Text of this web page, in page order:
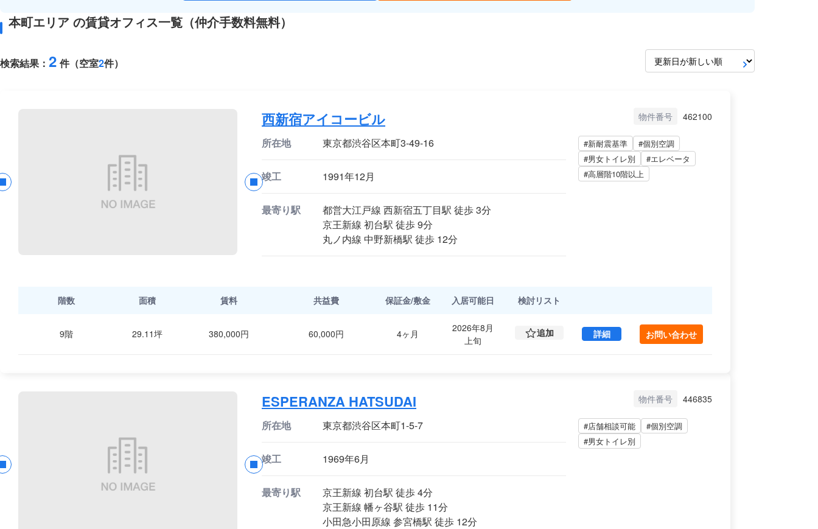
本町エリア の賃貸オフィス一覧（仲介手数料無料）
検索結果： 2 件（空室2件）
西新宿アイコービル 物件番号 462100
所在地 東京都渋谷区本町3-49-16
竣工 1991年12月
最寄り駅
都営大江戸線 西新宿五丁目駅 徒歩 3分
京王新線 初台駅 徒歩 9分
丸ノ内線 中野新橋駅 徒歩 12分
#新耐震基準
#個別空調
#男女トイレ別
#エレベータ
#高層階10階以上
階数 面積 賃料 共益費 保証金/敷金 入居可能日 検討リスト
9階 29.11坪 380,000円 60,000円 4ヶ月
2026年8月
上旬
追加 詳細西新宿アイコービル 9 (96.23㎡) ｜本町エリア の賃
お問い合わせ
ESPERANZA HATSUDAI 物件番号 446835
所在地 東京都渋谷区本町1-5-7
竣工 1969年6月
最寄り駅
京王新線 初台駅 徒歩 4分
京王新線 幡ヶ谷駅 徒歩 11分
小田急小田原線 参宮橋駅 徒歩 12分
#店舗相談可能
#個別空調
#男女トイレ別